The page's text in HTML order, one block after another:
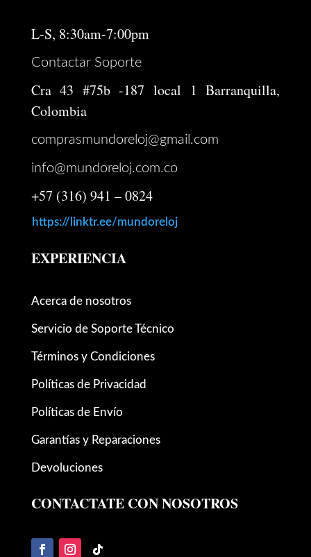
L-S, 8:30am-7:00pm
Contactar Soporte
Cra 43 #75b -187 local 1 Barranquilla,
Colombia
comprasmundoreloj@gmail.com
info@mundoreloj.com.co
+57 (316) 941 – 0824
https://linktr.ee/mundoreloj
EXPERIENCIA
Acerca de nosotros
Servicio de Soporte Técnico
Términos y Condiciones
Políticas de Privacidad
Políticas de Envío
Garantías y Reparaciones
Devoluciones
CONTACTATE CON NOSOTROS